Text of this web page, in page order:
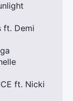
ft. Demi
ft. Nicki